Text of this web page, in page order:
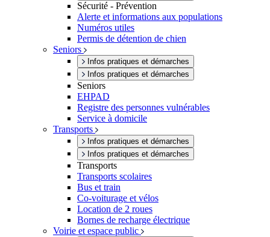
Sécurité - Prévention
Alerte et informations aux populations
Numéros utiles
Permis de détention de chien
Seniors
Infos pratiques et démarches
Infos pratiques et démarches
Seniors
EHPAD
Registre des personnes vulnérables
Service à domicile
Transports
Infos pratiques et démarches
Infos pratiques et démarches
Transports
Transports scolaires
Bus et train
Co-voiturage et vélos
Location de 2 roues
Bornes de recharge électrique
Voirie et espace public